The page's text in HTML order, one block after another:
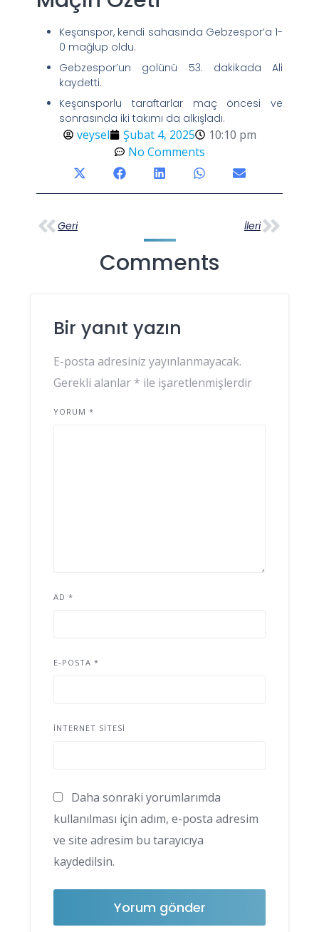
Keşanspor, kendi sahasında Gebzespor’a 1-
0 mağlup oldu.
Gebzespor’un golünü 53. dakikada Ali
kaydetti.
Keşansporlu taraftarlar maç öncesi ve
sonrasında iki takımı da alkışladı.
veysel Şubat 4, 2025
10:10 pm
No Comments
Geri İleri
Comments
Bir yanıt yazın
E-posta adresiniz yayınlanmayacak.
Gerekli alanlar * ile işaretlenmişlerdir
YORUM *
AD *
E-POSTA *
İNTERNET SITESI
Daha sonraki yorumlarımda
kullanılması için adım, e-posta adresim
ve site adresim bu tarayıcıya
kaydedilsin.